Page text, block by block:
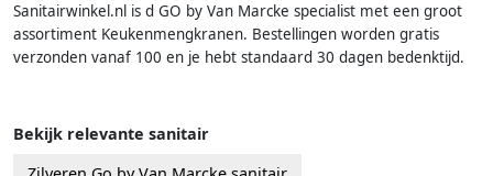
Sanitairwinkel.nl is d GO by Van Marcke specialist met een groot
assortiment Keukenmengkranen. Bestellingen worden gratis
verzonden vanaf 100 en je hebt standaard 30 dagen bedenktijd.
Bekijk relevante sanitair